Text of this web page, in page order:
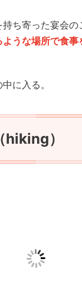
ち寄った宴会
うな場所で食事
に入る。
）